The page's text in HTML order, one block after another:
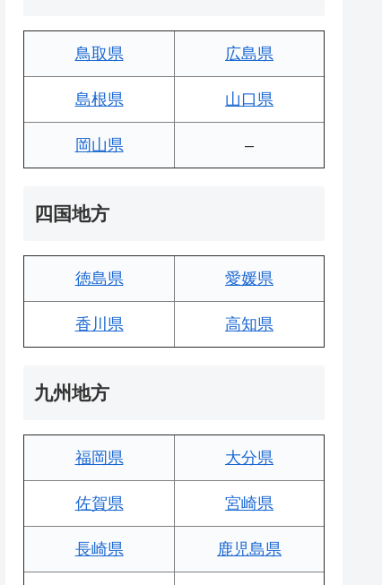
鳥取県 広島県
島根県 山口県
岡山県 –
四国地方
徳島県 愛媛県
香川県 高知県
九州地方
福岡県 大分県
佐賀県 宮崎県
長崎県 鹿児島県